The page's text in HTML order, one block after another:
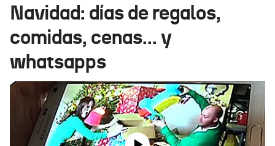
Ikusmiran
Navidad: días de regalos,
comidas, cenas... y
whatsapps